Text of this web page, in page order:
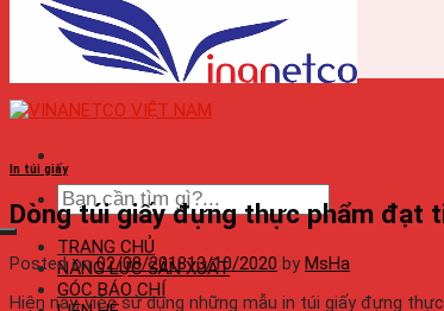
TRANG CHỦ
NĂNG LỰC SẢN XUẤT
GÓC BÁO CHÍ
In túi giấy
Dòng túi giấy đựng thực phẩm đạt
Posted on02/08/201813/10/2020 byMsHa
Hiện nay, việc sử dụng những mẫu in túi giấy đựng